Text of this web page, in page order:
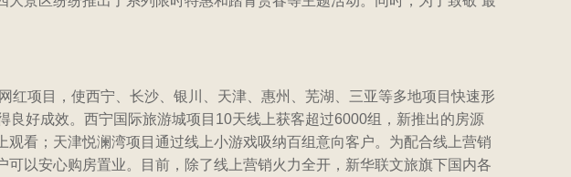
红项目，使西宁、长沙、银川、天津、惠州、芜湖、三亚等多地项目快速形
好成效。西宁国际旅游城项目10天线上获客超过6000组，新推出的房源
看；天津悦澜湾项目通过线上小游戏吸纳百组意向客户。为配合线上营销
以安心购房置业。目前，除了线上营销火力全开，新华联文旅旗下国内各